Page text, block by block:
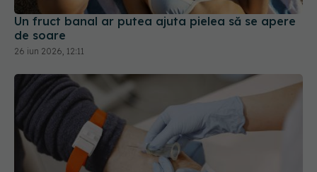
Un fruct banal ar putea ajuta pielea să se apere
de soare
26 iun 2026, 12:11